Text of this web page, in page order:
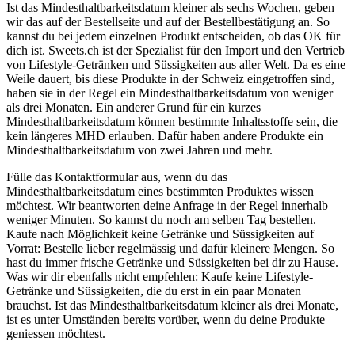
Ist das Mindesthaltbarkeitsdatum kleiner als sechs Wochen, geben
wir das auf der Bestellseite und auf der Bestellbestätigung an. So
kannst du bei jedem einzelnen Produkt entscheiden, ob das OK für
dich ist. Sweets.ch ist der Spezialist für den Import und den Vertrieb
von Lifestyle-Getränken und Süssigkeiten aus aller Welt. Da es eine
Weile dauert, bis diese Produkte in der Schweiz eingetroffen sind,
haben sie in der Regel ein Mindesthaltbarkeitsdatum von weniger
als drei Monaten. Ein anderer Grund für ein kurzes
Mindesthaltbarkeitsdatum können bestimmte Inhaltsstoffe sein, die
kein längeres MHD erlauben. Dafür haben andere Produkte ein
Mindesthaltbarkeitsdatum von zwei Jahren und mehr.
Fülle das Kontaktformular aus, wenn du das
Mindesthaltbarkeitsdatum eines bestimmten Produktes wissen
möchtest. Wir beantworten deine Anfrage in der Regel innerhalb
weniger Minuten. So kannst du noch am selben Tag bestellen.
Kaufe nach Möglichkeit keine Getränke und Süssigkeiten auf
Vorrat: Bestelle lieber regelmässig und dafür kleinere Mengen. So
hast du immer frische Getränke und Süssigkeiten bei dir zu Hause.
Was wir dir ebenfalls nicht empfehlen: Kaufe keine Lifestyle-
Getränke und Süssigkeiten, die du erst in ein paar Monaten
brauchst. Ist das Mindesthaltbarkeitsdatum kleiner als drei Monate,
ist es unter Umständen bereits vorüber, wenn du deine Produkte
geniessen möchtest.